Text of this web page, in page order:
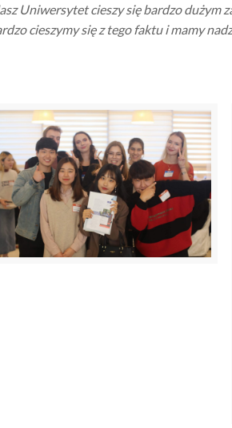
Uniwersytet cieszy się bardzo dużym
cieszymy się z tego faktu i mamy